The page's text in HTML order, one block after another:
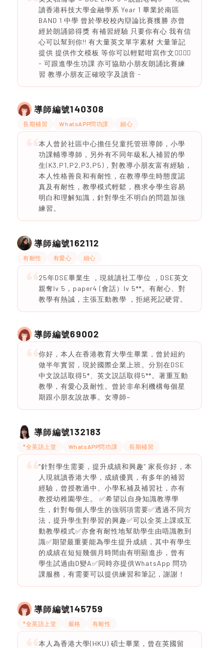
讀香港科技大學金融學系 Year 1 畢業於南區
BAND 1 中學 曾於學校校內辯論比賽獲勝 亦曾
經於朗誦節得獎 有補習經驗 只要你有心 我有信
心可以幫到你!! 有大量英文單字素材 大量筆記
提供 提供作文模板 等你可以輕鬆咁寫作文❤️‍🔥❤️‍🔥
- 可跟進學生功課 亦可協助小朋友朗誦比賽練
習 教導小朋友正確咬字及讀音 -
導師編號140308
長期補習 WhatsAPP問功課 細心
本人曾於社區中心擔任兒童托管班導師，小學
功課輔導導師，另外有不同年級私人補習的學
生(K3,P1,P2,P3,P5)，對教導小朋友富有經驗，
本人性格善良和有耐性，在教導學生時態度認
真及有耐性，教學模式輕鬆，務求令學生容易
明白和理解知識，針對學生不明白的問題加強
練習。
導師編號162112
有耐性 有愛心 細心
25年DSE畢業生 ，現就讀社工學位 ，DSE英文
親奪lv 5，paper4 (會話）lv 5**。有耐心、對
教學有熱誠，主張互動教學 ，拒絕死記硬背。
導師編號69002
你好，本人在香港教育大學生畢業，曾於紐約
做半年實習，現於國際企業上班。分別在DSE
中文說話取得5*、英文説話取得5**。著重互動
教學，有愛心及耐性。曾於非牟利機構每個星
期跟小朋友說故事。女導師~
導師編號132183
*全英語上堂 WhatsAPP問功課 長期補習
“針對學生需要，提升成績和興趣” 家長你好，本
人現就讀香港大學，成績優異，有多年的補習
經驗，曾授教過中、小學私補及補習社，亦有
教授幼稚園學生。 ✅希望以自身知識教導學
生，針對每個人學生的強弱項需要✅透過不同方
法，提升學生對學習的興趣✅可以全英上課或互
動教學模式✅亦會有耐性地幫助學生由唔識教到
識✅期望最重要能為學生提升成績，其中有學生
的成績在短短幾個月時間由有明顯進步，曾有
學生試過由D變A✅同時亦提供WhatsApp 問功
課服務，有需要可以提供練習和筆記，謝謝！
導師編號145759
*全英語上堂 嚴格 有耐性
本人為香港大學(HKU) 碩士畢業，曾在英國留